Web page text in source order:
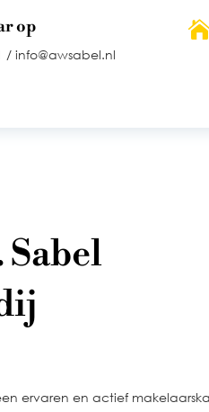
op
/ info@awsabel.nl
Sabel
ervaren en actief